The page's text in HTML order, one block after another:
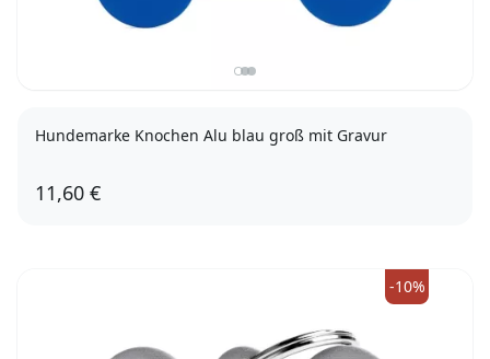
Hundemarke Knochen Alu blau groß mit Gravur
11,60 €
-10%